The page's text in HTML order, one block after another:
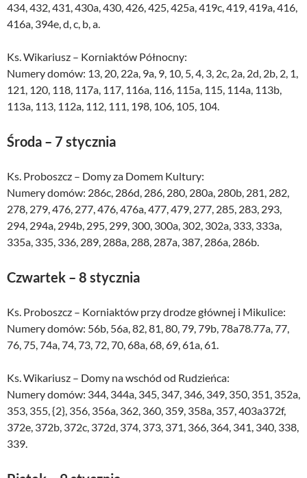
434, 432, 431, 430a, 430, 426, 425, 425a, 419c, 419, 419a, 416,
416a, 394e, d, c, b, a.
Ks. Wikariusz – Korniaktów Północny:
Numery domów: 13, 20, 22a, 9a, 9, 10, 5, 4, 3, 2c, 2a, 2d, 2b, 2, 1,
121, 120, 118, 117a, 117, 116a, 116, 115a, 115, 114a, 113b,
113a, 113, 112a, 112, 111, 198, 106, 105, 104.
Środa – 7 stycznia
Ks. Proboszcz – Domy za Domem Kultury:
Numery domów: 286c, 286d, 286, 280, 280a, 280b, 281, 282,
278, 279, 476, 277, 476, 476a, 477, 479, 277, 285, 283, 293,
294, 294a, 294b, 295, 299, 300, 300a, 302, 302a, 333, 333a,
335a, 335, 336, 289, 288a, 288, 287a, 387, 286a, 286b.
Czwartek – 8 stycznia
Ks. Proboszcz – Korniaktów przy drodze głównej i Mikulice:
Numery domów: 56b, 56a, 82, 81, 80, 79, 79b, 78a78.77a, 77,
76, 75, 74a, 74, 73, 72, 70, 68a, 68, 69, 61a, 61.
Ks. Wikariusz – Domy na wschód od Rudzieńca:
Numery domów: 344, 344a, 345, 347, 346, 349, 350, 351, 352a,
353, 355, {2}, 356, 356a, 362, 360, 359, 358a, 357, 403a372f,
372e, 372b, 372c, 372d, 374, 373, 371, 366, 364, 341, 340, 338,
339.